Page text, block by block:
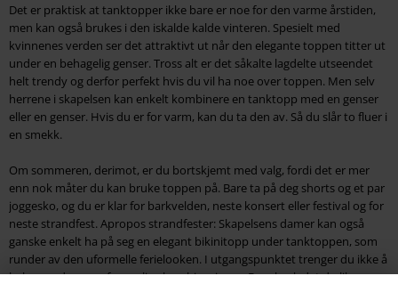
Det er praktisk at tanktopper ikke bare er noe for den varme årstiden,
men kan også brukes i den iskalde kalde vinteren. Spesielt med
kvinnenes verden ser det attraktivt ut når den elegante toppen titter ut
under en behagelig genser. Tross alt er det såkalte lagdelte utseendet
helt trendy og derfor perfekt hvis du vil ha noe over toppen. Men selv
herrene i skapelsen kan enkelt kombinere en tanktopp med en genser
eller en genser. Hvis du er for varm, kan du ta den av. Så du slår to fluer i
en smekk.
Om sommeren, derimot, er du bortskjemt med valg, fordi det er mer
enn nok måter du kan bruke toppen på. Bare ta på deg shorts og et par
joggesko, og du er klar for barkvelden, neste konsert eller festival og for
neste strandfest. Apropos strandfester: Skapelsens damer kan også
ganske enkelt ha på seg en elegant bikinitopp under tanktoppen, som
runder av den uformelle ferielooken. I utgangspunktet trenger du ikke å
bekymre deg mye for mulige kombinasjoner. Bare bruk det du liker.